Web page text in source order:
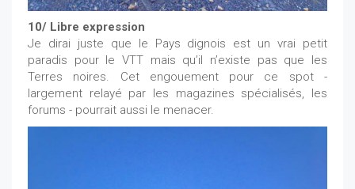
10/ Libre expression
Je dirai juste que le Pays dignois est un vrai petit
paradis pour le VTT mais qu’il n’existe pas que les
Terres noires. Cet engouement pour ce spot -
largement relayé par les magazines spécialisés, les
forums - pourrait aussi le menacer.